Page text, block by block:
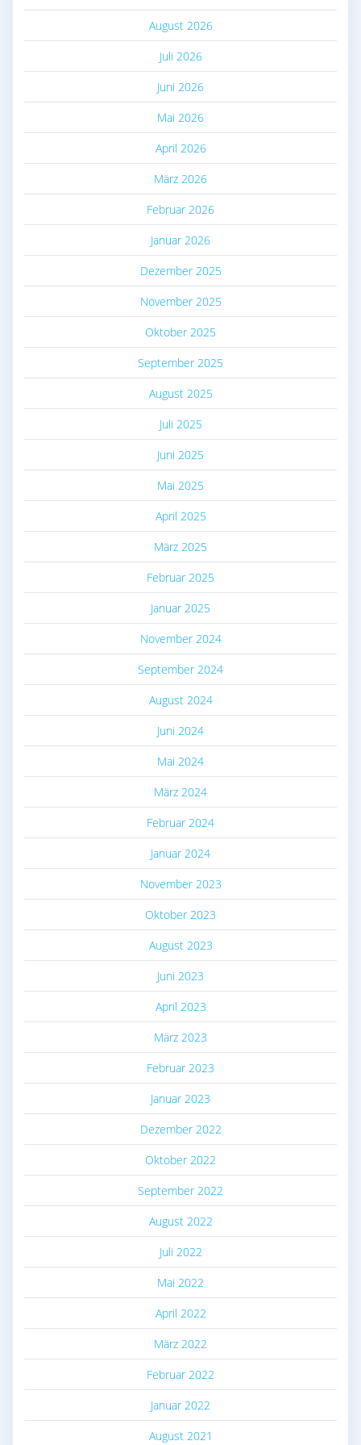
August 2026
Juli 2026
Juni 2026
Mai 2026
April 2026
März 2026
Februar 2026
Januar 2026
Dezember 2025
November 2025
Oktober 2025
September 2025
August 2025
Juli 2025
Juni 2025
Mai 2025
April 2025
März 2025
Februar 2025
Januar 2025
November 2024
September 2024
August 2024
Juni 2024
Mai 2024
März 2024
Februar 2024
Januar 2024
November 2023
Oktober 2023
August 2023
Juni 2023
April 2023
März 2023
Februar 2023
Januar 2023
Dezember 2022
Oktober 2022
September 2022
August 2022
Juli 2022
Mai 2022
April 2022
März 2022
Februar 2022
Januar 2022
August 2021